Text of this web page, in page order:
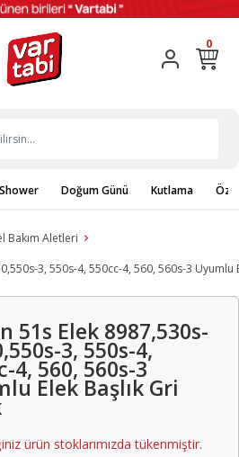
0
Doğum Günü Kutlama
Bakım Aletleri
3, 550s-4, 550cc-4, 560, 560s-3 Uyumlu
51s Elek 8987,530s-
3, 550s-4,
4, 560, 560s-3
Elek Başlık Gri
ürün stoklarımızda tükenmiştir.